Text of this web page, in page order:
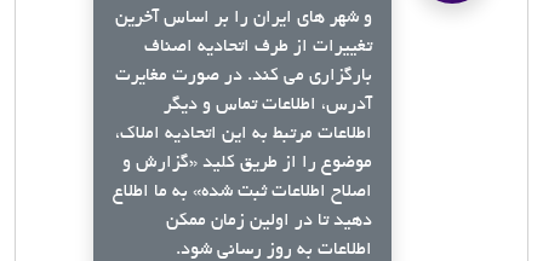
و شهر های ایران را بر اساس آخرین
تغییرات از طرف اتحادیه اصناف
بارگزاری می کند. در صورت مغایرت
آدرس، اطلاعات تماس و دیگر
اطلاعات مرتبط به این اتحادیه املاک،
موضوع را از طریق کلید «گزارش و
اصلاح اطلاعات ثبت شده» به ما اطلاع
دهید تا در اولین زمان ممکن
اطلاعات به روز رسانی شود.